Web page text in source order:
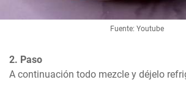
Fuente: Youtube
2. Paso
A continuación todo mezcle y déjelo